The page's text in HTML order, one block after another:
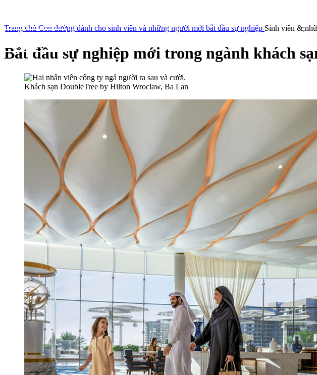
Trang chủ Con đường dành cho sinh viên và những người mới bắt đầu sự nghiệp Sinh viên
Bắt đầu sự nghiệp mới trong ngành khách
Khách sạn DoubleTree by Hilton Wroclaw, Ba Lan